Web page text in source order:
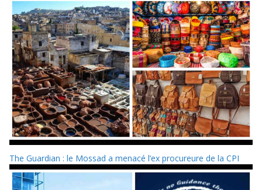
The Guardian : le Mossad a menacé l’ex procureure de la CPI